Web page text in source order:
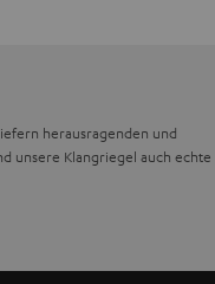
herausragenden und
unsere Klangriegel auch echte